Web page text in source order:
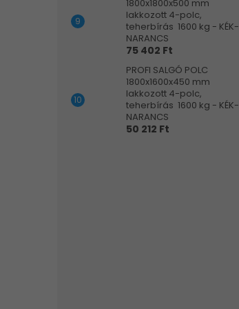
1800x1800x500 mm
lakkozott 4-polc,
teherbírás 1600 kg - KÉK-
NARANCS
75 402 Ft
PROFI SALGÓ POLC
1800x1600x450 mm
lakkozott 4-polc,
teherbírás 1600 kg - KÉK-
NARANCS
50 212 Ft